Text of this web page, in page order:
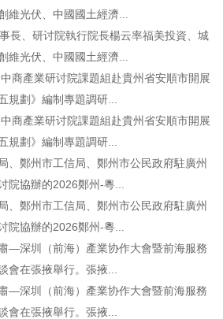
維光伏、中國國土經濟...
、研讨院執行院長楊云率福美投資、城
維光伏、中國國土經濟...
產業研讨院課題組赴貴州省安順市開展
規劃》編制專題調研...
產業研讨院課題組赴貴州省安順市開展
規劃》編制專題調研...
鄭州市工信局、鄭州市公民政府駐廣州
院協辦的2026鄭州-粵...
鄭州市工信局、鄭州市公民政府駐廣州
院協辦的2026鄭州-粵...
深圳（前海）產業协作大會暨前海服務
會在張掖舉行。張掖...
深圳（前海）產業协作大會暨前海服務
會在張掖舉行。張掖...